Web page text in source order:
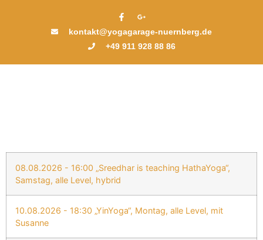
kontakt@yogagarage-nuernberg.de
+49 911 928 88 86
08.08.2026 - 16:00 „Sreedhar is teaching HathaYoga“,
Samstag, alle Level, hybrid
10.08.2026 - 18:30 „YinYoga“, Montag, alle Level, mit
Susanne